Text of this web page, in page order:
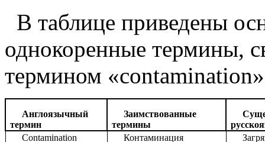
В таблице приведены
однокоренные термины,
термином
Англоязычный
термин
Заимствованные
термины
Contamination
Контаминация